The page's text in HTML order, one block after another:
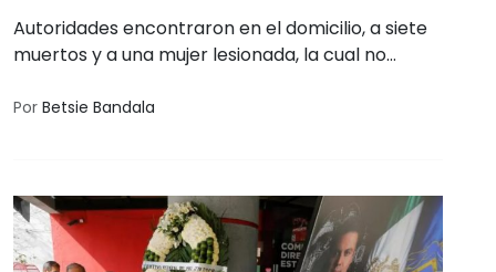
Autoridades encontraron en el domicilio, a siete
muertos y a una mujer lesionada, la cual no
Por Betsie Bandala